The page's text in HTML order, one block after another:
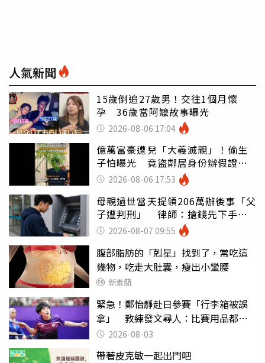
人氣新聞
15歲倒追27歲男！交往1個月懷
孕 36歲當阿嬤故事曝光
2026-08-06 17:04
億萬富豪遭兒「大義滅親」！偷生
子怕曝光 竟盜鄰居身份辦假證落
戶 2026-08-06 17:53
母親過世當天提領206萬辦後事「父
子遭判刑」 律師：搶錢先下手是
罪 2026-08-07 09:55
腹部脂肪的「剋星」找到了，常吃這
幾物，吃走大肚囊，瘦出小蠻腰
新素簡
緊急！鄭怡靜赴日參賽「行李箱被誤
拿」 教練發文尋人：比賽用品都在
裡面2026-08-03
帶著皮克敏一起出門吧